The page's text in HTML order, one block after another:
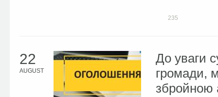
235
22
AUGUST
До уваги
громади,
збройною